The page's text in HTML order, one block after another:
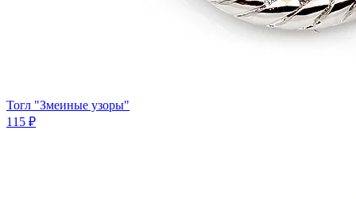
Тогл "Змеиные узоры"
115 ₽